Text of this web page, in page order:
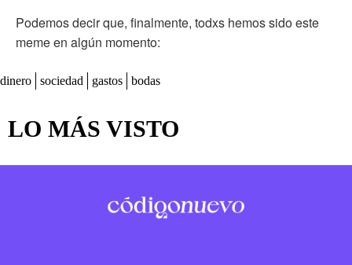
Podemos decir que, finalmente, todxs hemos sido este
meme en algún momento:
dinero sociedad gastos bodas
LO MÁS VISTO